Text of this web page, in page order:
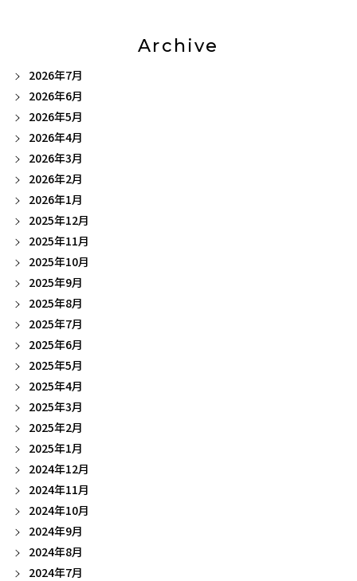
Archive
2026年7月
2026年6月
2026年5月
2026年4月
2026年3月
2026年2月
2026年1月
2025年12月
2025年11月
2025年10月
2025年9月
2025年8月
2025年7月
2025年6月
2025年5月
2025年4月
2025年3月
2025年2月
2025年1月
2024年12月
2024年11月
2024年10月
2024年9月
2024年8月
2024年7月